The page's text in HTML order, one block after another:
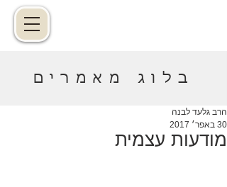
בלוג מאמרים
מודעות עצמית
הרב גלעד לבנה
30 באפר׳ 2017